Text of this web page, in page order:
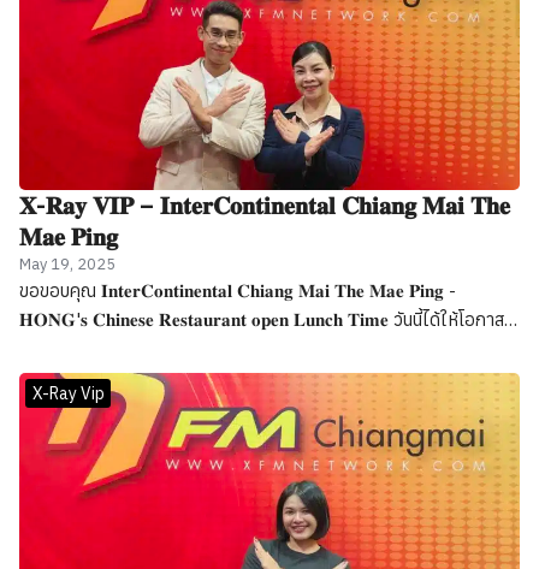
𝐗-𝐑𝐚𝐲 𝐕𝐈𝐏 – 𝐈𝐧𝐭𝐞𝐫𝐂𝐨𝐧𝐭𝐢𝐧𝐞𝐧𝐭𝐚𝐥 𝐂𝐡𝐢𝐚𝐧𝐠 𝐌𝐚𝐢 𝐓𝐡𝐞
𝐌𝐚𝐞 𝐏𝐢𝐧𝐠
May 19, 2025
ขอขอบคุณ 𝐈𝐧𝐭𝐞𝐫𝐂𝐨𝐧𝐭𝐢𝐧𝐞𝐧𝐭𝐚𝐥 𝐂𝐡𝐢𝐚𝐧𝐠 𝐌𝐚𝐢 𝐓𝐡𝐞 𝐌𝐚𝐞 𝐏𝐢𝐧𝐠 -
𝐇𝐎𝐍𝐆'𝐬 𝐂𝐡𝐢𝐧𝐞𝐬𝐞 𝐑𝐞𝐬𝐭𝐚𝐮𝐫𝐚𝐧𝐭 𝐨𝐩𝐞𝐧 𝐋𝐮𝐧𝐜𝐡 𝐓𝐢𝐦𝐞 วันนี้ได้ให้โอกาส
HONG's Chinese Restaurant open Lunch Time ที่ได้ค้นพบ
รสชาติที่แท้จริงของอาหารจีนสไตล์เสฉวน กวางตุ้ง และไต้หวัน
X-Ray Vip